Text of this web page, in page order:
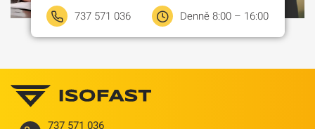
737 571 036 Denně 8:00 – 16:00
737 571 036